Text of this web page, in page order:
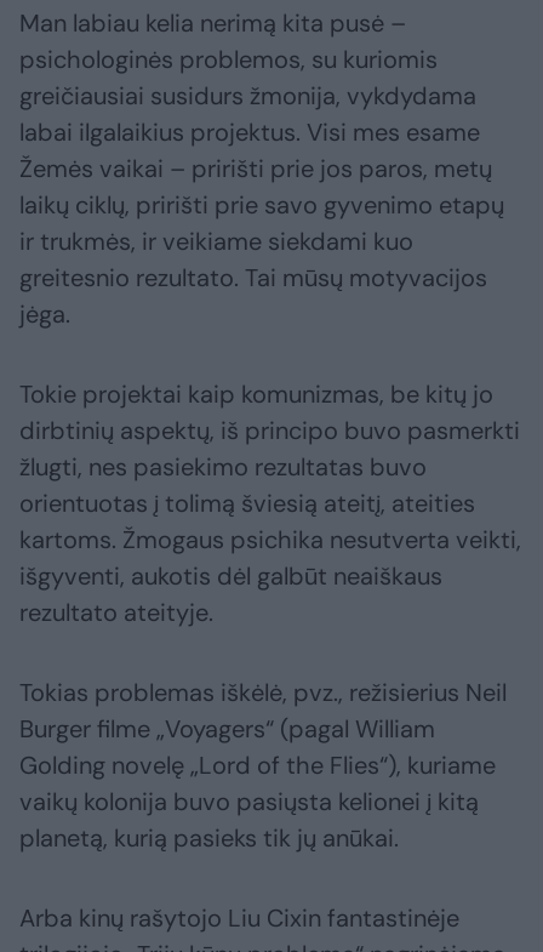
Man labiau kelia nerimą kita pusė –
psichologinės problemos, su kuriomis
greičiausiai susidurs žmonija, vykdydama
labai ilgalaikius projektus. Visi mes esame
Žemės vaikai – pririšti prie jos paros, metų
laikų ciklų, pririšti prie savo gyvenimo etapų
ir trukmės, ir veikiame siekdami kuo
greitesnio rezultato. Tai mūsų motyvacijos
jėga.
Tokie projektai kaip komunizmas, be kitų jo
dirbtinių aspektų, iš principo buvo pasmerkti
žlugti, nes pasiekimo rezultatas buvo
orientuotas į tolimą šviesią ateitį, ateities
kartoms. Žmogaus psichika nesutverta veikti,
išgyventi, aukotis dėl galbūt neaiškaus
rezultato ateityje.
Tokias problemas iškėlė, pvz., režisierius Neil
Burger filme „Voyagers“ (pagal William
Golding novelę „Lord of the Flies“), kuriame
vaikų kolonija buvo pasiųsta kelionei į kitą
planetą, kurią pasieks tik jų anūkai.
Arba kinų rašytojo Liu Cixin fantastinėje